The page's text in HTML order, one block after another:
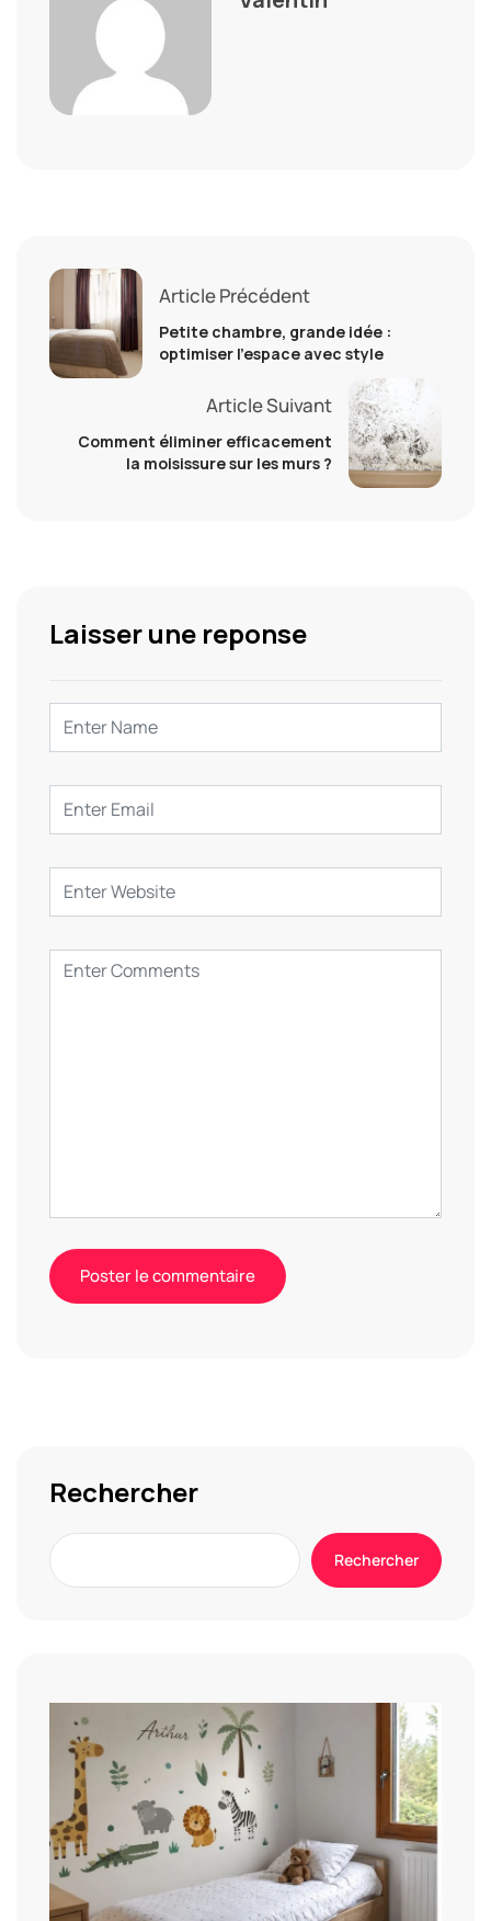
Article Précédent
Petite chambre, grande idée :
optimiser l’espace avec style
Article Suivant
Comment éliminer efficacement
la moisissure sur les murs ?
Laisser une reponse
Rechercher
Rechercher